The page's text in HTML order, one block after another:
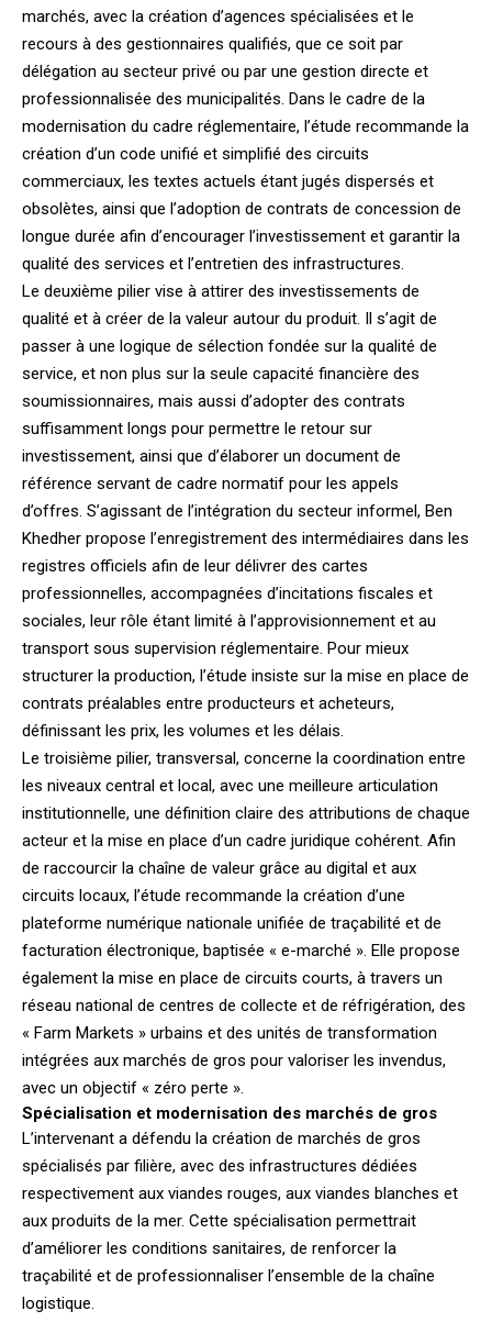
marchés, avec la création d’agences spécialisées et le
recours à des gestionnaires qualifiés, que ce soit par
délégation au secteur privé ou par une gestion directe et
professionnalisée des municipalités. Dans le cadre de la
modernisation du cadre réglementaire, l’étude recommande la
création d’un code unifié et simplifié des circuits
commerciaux, les textes actuels étant jugés dispersés et
obsolètes, ainsi que l’adoption de contrats de concession de
longue durée afin d’encourager l’investissement et garantir la
qualité des services et l’entretien des infrastructures.
Le deuxième pilier vise à attirer des investissements de
qualité et à créer de la valeur autour du produit. Il s’agit de
passer à une logique de sélection fondée sur la qualité de
service, et non plus sur la seule capacité financière des
soumissionnaires, mais aussi d’adopter des contrats
suffisamment longs pour permettre le retour sur
investissement, ainsi que d’élaborer un document de
référence servant de cadre normatif pour les appels
d’offres. S’agissant de l’intégration du secteur informel, Ben
Khedher propose l’enregistrement des intermédiaires dans les
registres officiels afin de leur délivrer des cartes
professionnelles, accompagnées d’incitations fiscales et
sociales, leur rôle étant limité à l’approvisionnement et au
transport sous supervision réglementaire. Pour mieux
structurer la production, l’étude insiste sur la mise en place de
contrats préalables entre producteurs et acheteurs,
définissant les prix, les volumes et les délais.
Le troisième pilier, transversal, concerne la coordination entre
les niveaux central et local, avec une meilleure articulation
institutionnelle, une définition claire des attributions de chaque
acteur et la mise en place d’un cadre juridique cohérent. Afin
de raccourcir la chaîne de valeur grâce au digital et aux
circuits locaux, l’étude recommande la création d’une
plateforme numérique nationale unifiée de traçabilité et de
facturation électronique, baptisée « e-marché ». Elle propose
également la mise en place de circuits courts, à travers un
réseau national de centres de collecte et de réfrigération, des
« Farm Markets » urbains et des unités de transformation
intégrées aux marchés de gros pour valoriser les invendus,
avec un objectif « zéro perte ».
Spécialisation et modernisation des marchés de gros
L’intervenant a défendu la création de marchés de gros
spécialisés par filière, avec des infrastructures dédiées
respectivement aux viandes rouges, aux viandes blanches et
aux produits de la mer. Cette spécialisation permettrait
d’améliorer les conditions sanitaires, de renforcer la
traçabilité et de professionnaliser l’ensemble de la chaîne
logistique.